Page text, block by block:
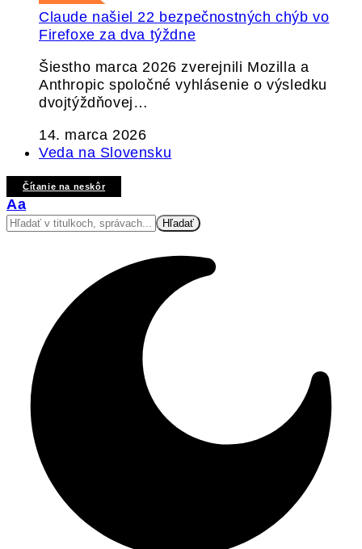
Claude našiel 22 bezpečnostných chýb vo
Firefoxe za dva týždne
Šiestho marca 2026 zverejnili Mozilla a
Anthropic spoločné vyhlásenie o výsledku
dvojtýždňovej…
14. marca 2026
Veda na Slovensku
Čítanie na neskôr
Veľkosť
písma
Aa